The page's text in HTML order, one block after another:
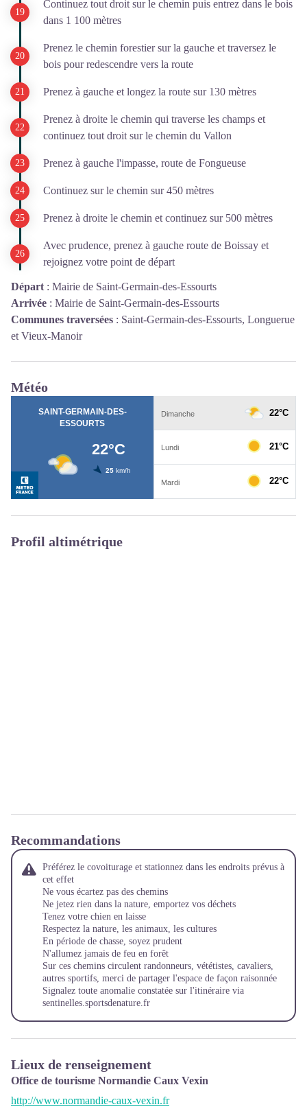
Continuez tout droit sur le chemin puis entrez dans le bois
dans 1 100 mètres
Prenez le chemin forestier sur la gauche et traversez le
bois pour redescendre vers la route
Prenez à gauche et longez la route sur 130 mètres
Prenez à droite le chemin qui traverse les champs et
continuez tout droit sur le chemin du Vallon
Prenez à gauche l'impasse, route de Fongueuse
Continuez sur le chemin sur 450 mètres
Prenez à droite le chemin et continuez sur 500 mètres
Avec prudence, prenez à gauche route de Boissay et
rejoignez votre point de départ
Départ : Mairie de Saint-Germain-des-Essourts
Arrivée : Mairie de Saint-Germain-des-Essourts
Communes traversées : Saint-Germain-des-Essourts, Longuerue
et Vieux-Manoir
Météo
Profil altimétrique
Recommandations
Préférez le covoiturage et stationnez dans les endroits prévus à
cet effet
Ne vous écartez pas des chemins
Ne jetez rien dans la nature, emportez vos déchets
Tenez votre chien en laisse
Respectez la nature, les animaux, les cultures
En période de chasse, soyez prudent
N'allumez jamais de feu en forêt
Sur ces chemins circulent randonneurs, vététistes, cavaliers,
autres sportifs, merci de partager l'espace de façon raisonnée
Signalez toute anomalie constatée sur l'itinéraire via
sentinelles.sportsdenature.fr
Lieux de renseignement
Office de tourisme Normandie Caux Vexin
http://www.normandie-caux-vexin.fr